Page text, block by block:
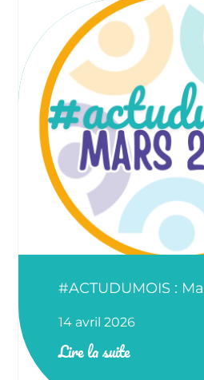
#ACTUDUMOIS :
14 avril 2026
Lire la suite